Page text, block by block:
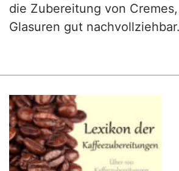
die Zubereitung von
Glasuren gut nachvollziehbar.